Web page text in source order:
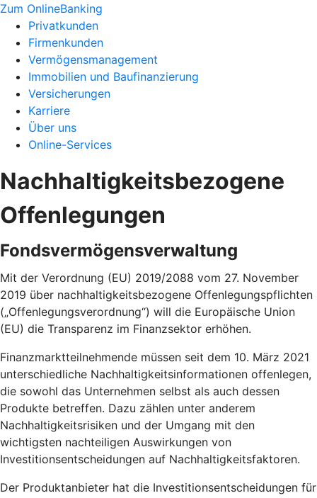
Zum OnlineBanking
Privatkunden
Firmenkunden
Vermögensmanagement
Immobilien und Baufinanzierung
Versicherungen
Karriere
Über uns
Online-Services
Nachhaltigkeitsbezogene
Offenlegungen
Fondsvermögensverwaltung
Mit der Verordnung (EU) 2019/2088 vom 27. November
2019 über nachhaltigkeitsbezogene Offenlegungspflichten
(„Offenlegungsverordnung“) will die Europäische Union
(EU) die Transparenz im Finanzsektor erhöhen.
Finanzmarktteilnehmende müssen seit dem 10. März 2021
unterschiedliche Nachhaltigkeitsinformationen offenlegen,
die sowohl das Unternehmen selbst als auch dessen
Produkte betreffen. Dazu zählen unter anderem
Nachhaltigkeitsrisiken und der Umgang mit den
wichtigsten nachteiligen Auswirkungen von
Investitionsentscheidungen auf Nachhaltigkeitsfaktoren.
Der Produktanbieter hat die Investitionsentscheidungen für